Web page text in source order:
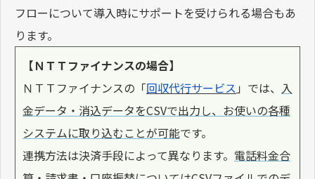
フローについて導入時にサポートを受けられる場合もあ
ります。
【ＮＴＴファイナンスの場合】
ＮＴＴファイナンスの「回収代行サービス 」では、 入
金データ・消込データをCSVで出力し、お使いの各種
システムに取り込むことが可能です。
連携方法は決済手段によって異なります。 電話料金合